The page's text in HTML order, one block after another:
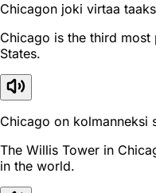
Chicagon joki virtaa
Chicago is the third
States.
Chicago on kolmanneksi
The Willis Tower in
in the world.